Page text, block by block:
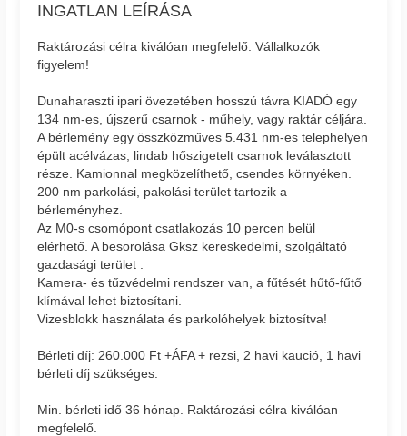
INGATLAN LEÍRÁSA
Raktározási célra kiválóan megfelelő. Vállalkozók
figyelem!
Dunaharaszti ipari övezetében hosszú távra KIADÓ egy
134 nm-es, újszerű csarnok - műhely, vagy raktár céljára.
A bérlemény egy összközműves 5.431 nm-es telephelyen
épült acélvázas, lindab hőszigetelt csarnok leválasztott
része. Kamionnal megközelíthető, csendes környéken.
200 nm parkolási, pakolási terület tartozik a
bérleményhez.
Az M0-s csomópont csatlakozás 10 percen belül
elérhető. A besorolása Gksz kereskedelmi, szolgáltató
gazdasági terület .
Kamera- és tűzvédelmi rendszer van, a fűtését hűtő-fűtő
klímával lehet biztosítani.
Vizesblokk használata és parkolóhelyek biztosítva!
Bérleti díj: 260.000 Ft +ÁFA + rezsi, 2 havi kaució, 1 havi
bérleti díj szükséges.
Min. bérleti idő 36 hónap. Raktározási célra kiválóan
megfelelő.